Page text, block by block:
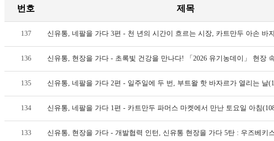
번호 제목
137 신유통, 네팔을 가다 3편 - 천 년의 시간이 흐르는 시장, 카트만두 아손 바
136 신유통, 현장을 가다 - 초록빛 건강을 만나다! 「2026 유기농데이」 현장
135 신유통, 네팔을 가다 2편 - 일주일에 두 번, 부트왈 핫 바자르가 열리는 날
134 신유통, 네팔을 가다 1편 - 카트만두 파머스 마켓에서 만난 토요일 아침
133 신유통, 현장을 가다 - 개발협력 인턴, 신유통 현장을 가다 5탄 : 우즈베키